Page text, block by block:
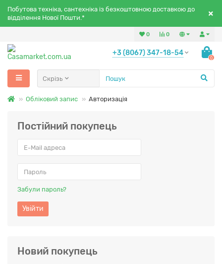
Побутова техніка, сантехніка із безкоштовною доставкою до
відділення Нової Пошти.*
0
0
+3 (8067) 347-18-54
0
Скрізь
Обліковий запис Авторизація
Постійний покупець
Забули пароль?
Увійти
Новий покупець